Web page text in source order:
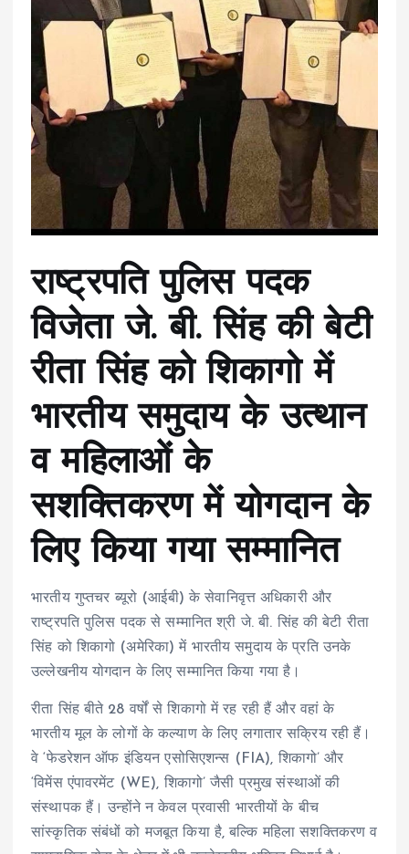
राष्ट्रपति पुलिस पदक
विजेता जे. बी. सिंह की बेटी
रीता सिंह को शिकागो में
भारतीय समुदाय के उत्थान
व महिलाओं के
सशक्तिकरण में योगदान के
लिए किया गया सम्मानित
भारतीय गुप्तचर ब्यूरो (आईबी) के सेवानिवृत्त अधिकारी और
राष्ट्रपति पुलिस पदक से सम्मानित श्री जे. बी. सिंह की बेटी रीता
सिंह को शिकागो (अमेरिका) में भारतीय समुदाय के प्रति उनके
उल्लेखनीय योगदान के लिए सम्मानित किया गया है।
रीता सिंह बीते 28 वर्षों से शिकागो में रह रही हैं और वहां के
भारतीय मूल के लोगों के कल्याण के लिए लगातार सक्रिय रही हैं।
वे ‘फेडरेशन ऑफ इंडियन एसोसिएशन्स (FIA), शिकागो’ और
‘विमेंस एंपावरमेंट (WE), शिकागो’ जैसी प्रमुख संस्थाओं की
संस्थापक हैं। उन्होंने न केवल प्रवासी भारतीयों के बीच
सांस्कृतिक संबंधों को मजबूत किया है, बल्कि महिला सशक्तिकरण व